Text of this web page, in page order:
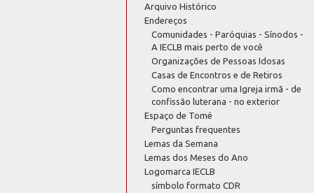
Arquivo Histórico
Endereços
Comunidades - Paróquias - Sínodos -
A IECLB mais perto de você
Organizações de Pessoas Idosas
Casas de Encontros e de Retiros
Como encontrar uma Igreja irmã - de
confissão luterana - no exterior
Espaço de Tomé
Perguntas frequentes
Lemas da Semana
Lemas dos Meses do Ano
Logomarca IECLB
símbolo formato CDR